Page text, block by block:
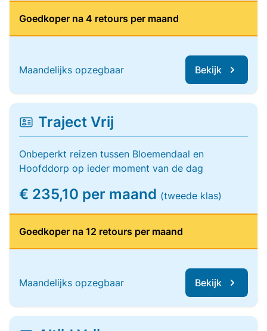
Goedkoper na 4 retours per maand
Maandelijks opzegbaar Bekijk
Traject Vrij
Onbeperkt reizen tussen Bloemendaal en
Hoofddorp op ieder moment van de dag
€ 235,10 per maand (tweede klas)
Goedkoper na 12 retours per maand
Maandelijks opzegbaar Bekijk